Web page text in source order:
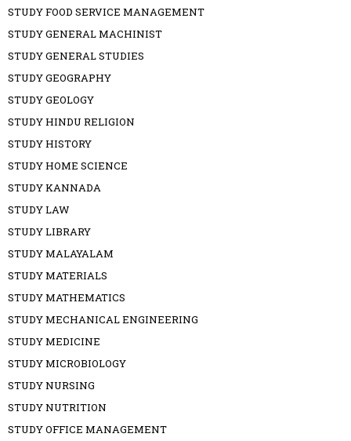
STUDY FOOD SERVICE MANAGEMENT
STUDY GENERAL MACHINIST
STUDY GENERAL STUDIES
STUDY GEOGRAPHY
STUDY GEOLOGY
STUDY HINDU RELIGION
STUDY HISTORY
STUDY HOME SCIENCE
STUDY KANNADA
STUDY LAW
STUDY LIBRARY
STUDY MALAYALAM
STUDY MATERIALS
STUDY MATHEMATICS
STUDY MECHANICAL ENGINEERING
STUDY MEDICINE
STUDY MICROBIOLOGY
STUDY NURSING
STUDY NUTRITION
STUDY OFFICE MANAGEMENT